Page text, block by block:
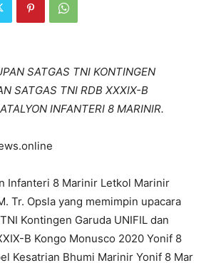
SATGAS TNI KONTINGEN
SATGAS TNI RDB XXXIX-B
INFANTERI 8 MARINIR.
Infanteri 8 Marinir Letkol Marinir
Tr. Opsla yang memimpin upacara
Kontingen Garuda UNIFIL dan
B Kongo Monusco 2020 Yonif 8
Kesatrian Bhumi Marinir Yonif 8 Mar